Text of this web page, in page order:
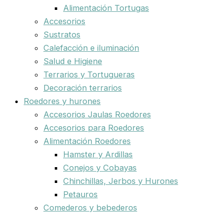
Alimentación Tortugas
Accesorios
Sustratos
Calefacción e iluminación
Salud e Higiene
Terrarios y Tortugueras
Decoración terrarios
Roedores y hurones
Accesorios Jaulas Roedores
Accesorios para Roedores
Alimentación Roedores
Hamster y Ardillas
Conejos y Cobayas
Chinchillas, Jerbos y Hurones
Petauros
Comederos y bebederos